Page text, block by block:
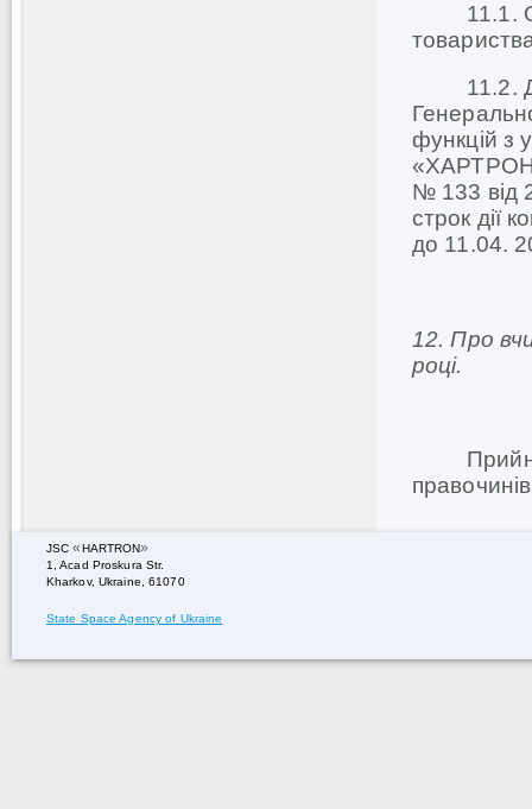
11.1.
11.2.
функцій з
№ 133 від
строк дії
до 11.04.
12. Про
році.
JSC«HARTRON»
1, Acad Proskura Str.
Kharkov, Ukraine, 61070
State Space Agency of Ukraine